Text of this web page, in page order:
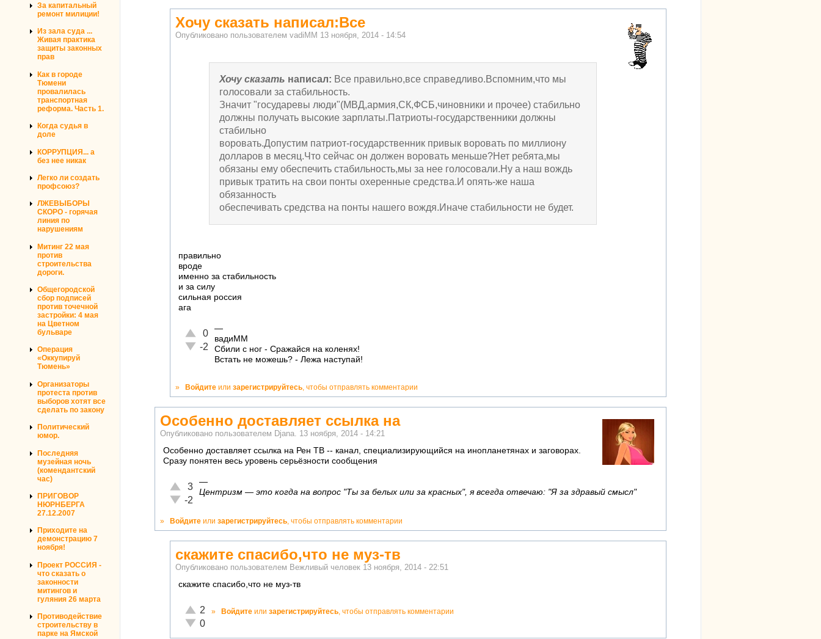
За капитальный
ремонт милиции!
Из зала суда ...
Живая практика
защиты законных
прав
Как в городе
Тюмени
провалилась
транспортная
реформа. Часть 1.
Когда судья в
доле
КОРРУПЦИЯ... а
без нее никак
Легко ли создать
профсоюз?
ЛЖЕВЫБОРЫ
СКОРО - горячая
линия по
нарушениям
Митинг 22 мая
против
строительства
дороги.
Общегородской
сбор подписей
против точечной
застройки: 4 мая
на Цветном
бульваре
Операция
«Оккупируй
Тюмень»
Организаторы
протеста против
выборов хотят все
сделать по закону
Политический
юмор.
Последняя
музейная ночь
(комендантский
час)
ПРИГОВОР
НЮРНБЕРГА
27.12.2007
Приходите на
демонстрацию 7
ноября!
Проект РОССИЯ -
что сказать о
законности
митингов и
гуляния 26 марта
Противодействие
строительству в
парке на Ямской
Хочу сказать написал:Все
Опубликовано пользователем vadiMM 13 ноября, 2014 - 14:54
Хочу сказать написал: Все правильно,все справедливо.Вспомним,что мы
голосовали за стабильность.
Значит "государевы люди"(МВД,армия,СК,ФСБ,чиновники и прочее) стабильно
должны получать высокие зарплаты.Патриоты-государственники должны
стабильно
воровать.Допустим патриот-государственник привык воровать по миллиону
долларов в месяц.Что сейчас он должен воровать меньше?Нет ребята,мы
обязаны ему обеспечить стабильность,мы за нее голосовали.Ну а наш вождь
привык тратить на свои понты охеренные средства.И опять-же наша
обязанность
обеспечивать средства на понты нашего вождя.Иначе стабильности не будет.
правильно
вроде
именно за стабильность
и за силу
сильная россия
ага
Отлично!
0
Неадекватно!
-2
—
вадиММ
Сбили с ног - Сражайся на коленях!
Встать не можешь? - Лежа наступай!
» Войдите или зарегистрируйтесь , чтобы отправлять комментарии
Особенно доставляет ссылка на
Опубликовано пользователем Djana. 13 ноября, 2014 - 14:21
Особенно доставляет ссылка на Рен ТВ -- канал, специализирующийся на инопланетянах и заговорах.
Сразу понятен весь уровень серьёзности сообщения
Отлично!
3
Неадекватно!
-2
—
Центризм — это когда на вопрос "Ты за белых или за красных", я всегда отвечаю: "Я за здравый смысл"
» Войдите или зарегистрируйтесь, чтобы отправлять комментарии
скажите спасибо,что не муз-тв
Опубликовано пользователем Вежливый человек 13 ноября, 2014 - 22:51
скажите спасибо,что не муз-тв
Отлично!
2
Неадекватно!
0
» Войдите или зарегистрируйтесь, чтобы отправлять комментарии